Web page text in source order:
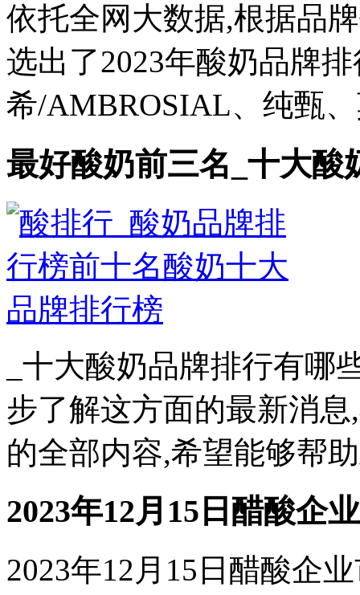
依托全网大数据,根据品
选出了2023年酸奶品牌
希/AMBROSIAL、纯甄
最好酸奶前三名_十大酸
_十大酸奶品牌排行有哪
步了解这方面的最新消
的全部内容,希望能够帮
2023年12月15日醋酸企
2023年12月15日醋酸企